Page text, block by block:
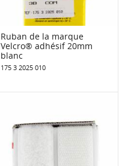
Ruban de la marque
Velcro® adhésif 20mm
blanc
175 3 2025 010